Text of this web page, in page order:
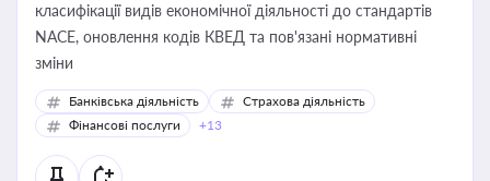
класифікації видів економічної діяльності до стандартів
NACE, оновлення кодів КВЕД та пов'язані нормативні
зміни
Банківська діяльність
Страхова діяльність
Фінансові послуги
+13